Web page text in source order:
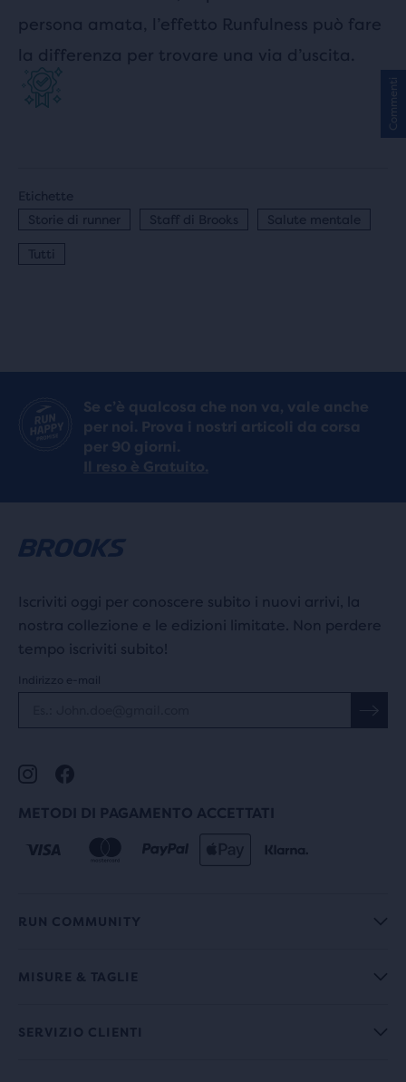
persona amata, l’effetto Runfulness può fare
la differenza per trovare una via d’uscita.
Etichette
Storie di runner
Staff di Brooks Salute mentale
Tutti
Se c’è qualcosa che non va, vale anche
per noi. Prova i nostri articoli da corsa
per 90 giorni.
Il reso è Gratuito.
Iscriviti oggi per conoscere subito i nuovi arrivi, la
nostra collezione e le edizioni limitate. Non perdere
tempo iscriviti subito!
Indirizzo e-mail
METODI DI PAGAMENTO ACCETTATI
RUN COMMUNITY
MISURE & TAGLIE
SERVIZIO CLIENTI
Commenti